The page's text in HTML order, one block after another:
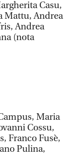
Casu,
Mattu, Andrea
Andrea
(nota
Maria
Cossu,
Franco Fusè,
Pulina,